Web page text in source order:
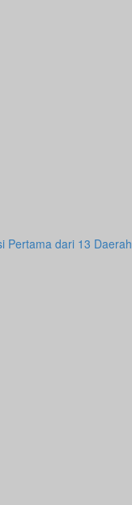
Pertama dari 13 Daerah